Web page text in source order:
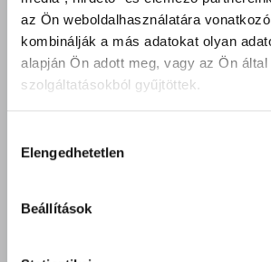
az Ön weboldalhasználatára
kombinálják a más adatokat olyan
alapján Ön adott meg, vagy az Ön
szolgáltatásokból gyűjtöttek.
kiválasztása
Elengedhetetlen
Beállítások
Utoljára megtekintett